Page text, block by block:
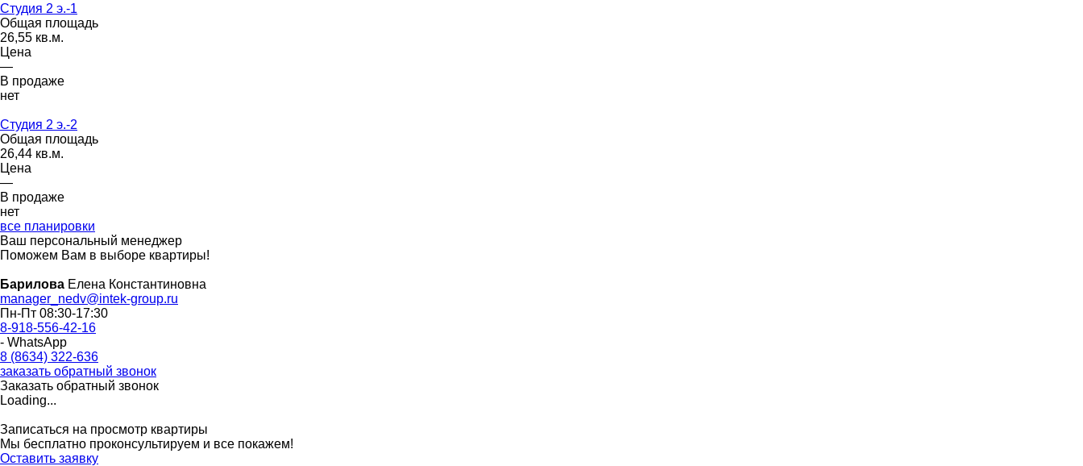
Студия 2 э.-1
Общая площадь
26,55 кв.м.
Цена
—
В продаже
нет
Студия 2 э.-2
Общая площадь
26,44 кв.м.
Цена
—
В продаже
нет
все планировки
Ваш персональный менеджер
Поможем Вам в выборе квартиры!
Барилова Елена Константиновна
manager_nedv@intek-group.ru
Пн-Пт 08:30-17:30
8-918-556-42-16
- WhatsApp
8 (8634) 322-636
заказать обратный звонок
Заказать обратный звонок
Loading...
Записаться на просмотр квартиры
Мы бесплатно проконсультируем и все покажем!
Оставить заявку